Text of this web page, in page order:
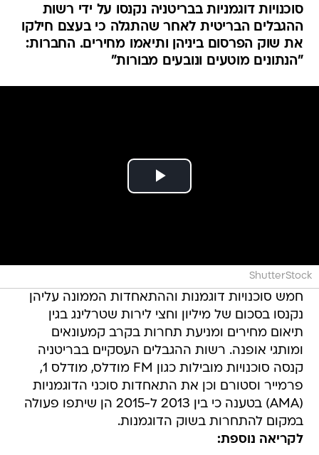
סוכנויות דוגמניות בבריטניה נקנסו על ידי רשות
ההגבלים הבריטית לאחר שהתגלה כי בעצם חילקו
את שוק הפרסום ביניהן ותיאמו מחירים. החברות:
"הנתונים מוטעים ונובעים מבורות"
ShutterStock
חמש סוכנויות דוגמנות וההתאחדות הממונה עליהן
נקנסו בסכום של מיליון וחצי לירות שטרלינג בגין
תיאום מחירים ומניעת תחרות בקרב קמעונאים
ומותגי אופנה. רשות ההגבלים העסקיים בבריטניה
קנסה סוכנויות מובילות כגון FM מודלס, מודלס 1,
פרמייר וסטורם וכן את התאחדות סוכני הדוגמניות
(AMA) בטענה כי בין 2013 ל-2015 הן שיתפו פעולה
במקום להתחרות בשוק הדוגמנות.
לקריאה נוספת: